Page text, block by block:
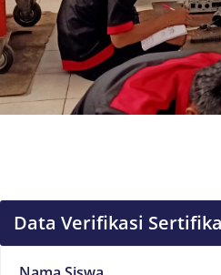
Data Verifikasi